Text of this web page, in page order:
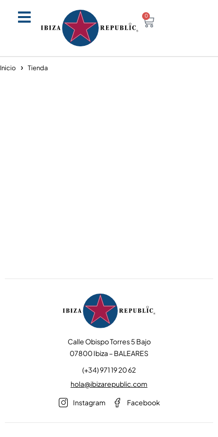
0
Inicio Tienda
Calle Obispo Torres 5 Bajo
07800 Ibiza – BALEARES
(+34) 971 19 20 62
hola@ibizarepublic.com
Instagram Facebook